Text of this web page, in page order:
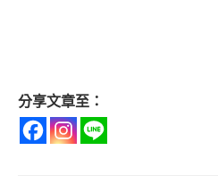
分享文章至：